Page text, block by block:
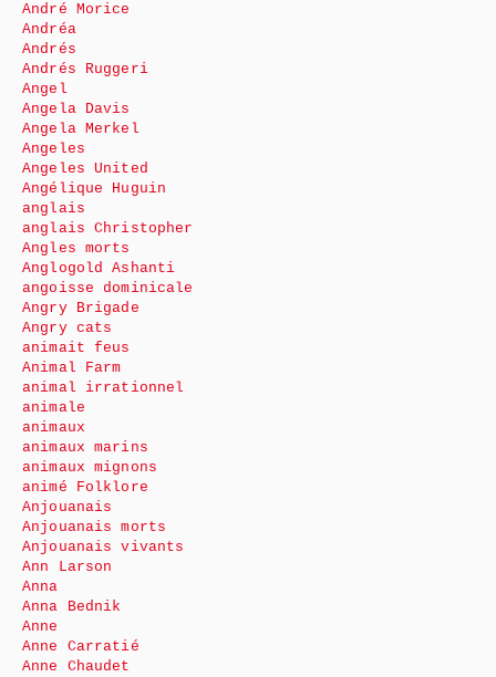
André Morice
Andréa
Andrés
Andrés Ruggeri
Angel
Angela Davis
Angela Merkel
Angeles
Angeles United
Angélique Huguin
anglais
anglais Christopher
Angles morts
Anglogold Ashanti
angoisse dominicale
Angry Brigade
Angry cats
animait feus
Animal Farm
animal irrationnel
animale
animaux
animaux marins
animaux mignons
animé Folklore
Anjouanais
Anjouanais morts
Anjouanais vivants
Ann Larson
Anna
Anna Bednik
Anne
Anne Carratié
Anne Chaudet